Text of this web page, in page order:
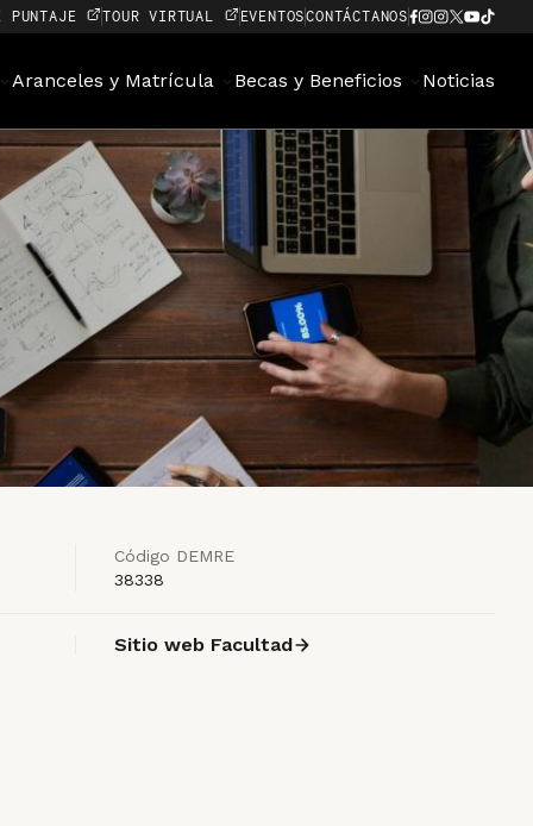
PUNTAJE TOUR VIRTUAL EVENTOSCONTÁCTANOS
Aranceles y Matrícula Becas y Beneficios Noticias
Código DEMRE
38338
Sitio web Facultad